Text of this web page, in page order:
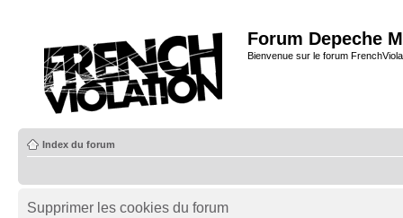
Forum Depeche
Bienvenue sur le forum
Index du forum
Supprimer les cookies du forum